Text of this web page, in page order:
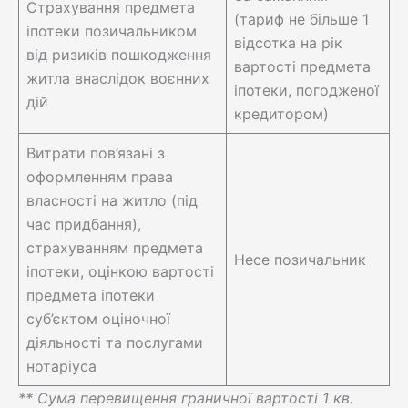
Страхування предмета
іпотеки позичальником
від ризиків пошкодження
житла внаслідок воєнних
дій
(тариф не більше 1
відсотка на рік
вартості предмета
іпотеки, погодженої
кредитором)
Витрати пов’язані з
оформленням права
власності на житло (під
час придбання),
страхуванням предмета
іпотеки, оцінкою вартості
предмета іпотеки
суб’єктом оціночної
діяльності та послугами
нотаріуса
Несе позичальник
** Сума перевищення граничної вартості 1 кв.